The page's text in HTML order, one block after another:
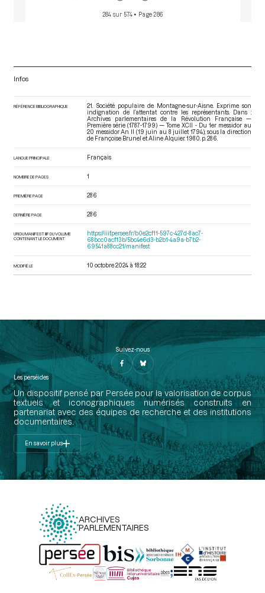
284 sur 574 • Page 286
Infos
RÉFÉRENCE BIBLIOGRAPHIQUE
21. Société populaire de Montagne-sur-Aisne. Exprime son
indignation de l’attentat contre les représentants. Dans :
Archives parlementaires de la Révolution Française —
Première série (1787-1799) — Tome XCII - Du 1er messidor au
20 messidor An II (19 juin au 8 juillet 1794), sous la direction
de Françoise Brunel et Aline Alquier. 1980. p. 286.
LANGUE PRINCIPALE Français
NOMBRE DE PAGES 1
PREMIÈRE PAGE 286
DERNIÈRE PAGE 286
URI DU MANIFEST IIIF DU VOLUME
CONTENANT LE DOCUMENT
https://iiif.persee.fr/b0e2cf11-597c-427d-8ac7-
68bcc0acf13b/5bc4e6d3-b2b1-4a9a-b7b2-
69541a88cc21/manifest
MODIFIÉ LE 10 octobre 2024 à 18:22
Suivez-nous
Les perséides
Un dispositif pensé par Persée pour la valorisation de corpus
textuels et iconographiques numérisés construits en
partenariat avec des équipes de recherche et des institutions
documentaires.
En savoir plus
ARCHIVES
PARLEMENTAIRES